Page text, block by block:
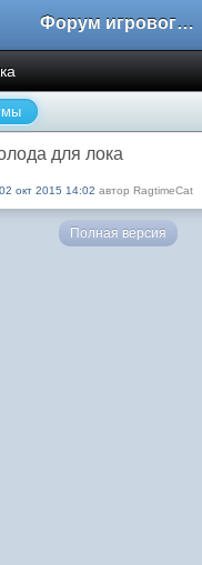
Форум игрового проекта Riverrise
для лока
02 окт 2015 14:02 автор RagtimeCat
Полная версия